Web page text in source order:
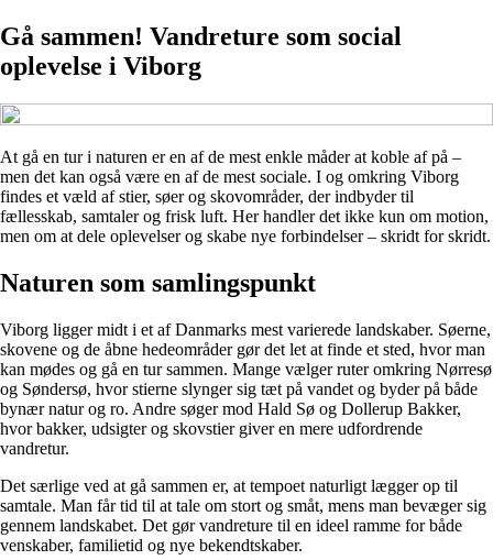
Gå sammen! Vandreture som social
oplevelse i Viborg
At gå en tur i naturen er en af de mest enkle måder at koble af på –
men det kan også være en af de mest sociale. I og omkring Viborg
findes et væld af stier, søer og skovområder, der indbyder til
fællesskab, samtaler og frisk luft. Her handler det ikke kun om motion,
men om at dele oplevelser og skabe nye forbindelser – skridt for skridt.
Naturen som samlingspunkt
Viborg ligger midt i et af Danmarks mest varierede landskaber. Søerne,
skovene og de åbne hedeområder gør det let at finde et sted, hvor man
kan mødes og gå en tur sammen. Mange vælger ruter omkring Nørresø
og Søndersø, hvor stierne slynger sig tæt på vandet og byder på både
bynær natur og ro. Andre søger mod Hald Sø og Dollerup Bakker,
hvor bakker, udsigter og skovstier giver en mere udfordrende
vandretur.
Det særlige ved at gå sammen er, at tempoet naturligt lægger op til
samtale. Man får tid til at tale om stort og småt, mens man bevæger sig
gennem landskabet. Det gør vandreture til en ideel ramme for både
venskaber, familietid og nye bekendtskaber.